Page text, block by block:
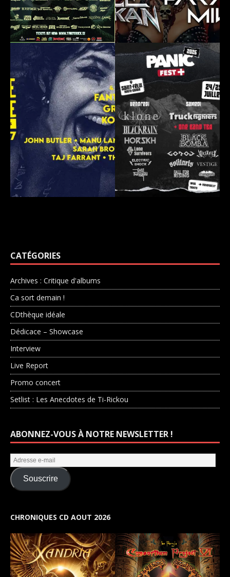
CATÉGORIES
Archives : Critique d'albums
Ca sort demain !
CDthèque idéale
Dédicace – Showcase
Interview
Live Report
Promo concert
Setlist : Les Anecdotes de Ti-Rickou
ABONNEZ-VOUS À NOTRE NEWSLETTER !
Souscrire
CHRONIQUES CD AOUT 2026